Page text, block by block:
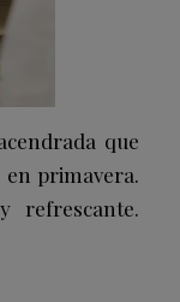
que
primavera.
refrescante.